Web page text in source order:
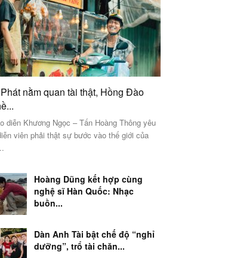
nằm quan tài thật, Hồng Đào
diễn Khương Ngọc – Tấn Hoàng Thông yêu
viên phải thật sự bước vào thế giới của
Hoàng Dũng kết hợp cùng
nghệ sĩ Hàn Quốc: Nhạc
buồn...
Dàn Anh Tài bật chế độ “nghỉ
dưỡng”, trổ tài chăn...